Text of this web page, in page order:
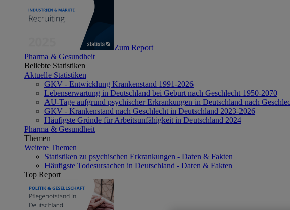
Zum Report
Pharma & Gesundheit
Beliebte Statistiken
Aktuelle Statistiken
GKV - Entwicklung Krankenstand 1991-2026
Lebenserwartung in Deutschland bei Geburt nach Geschlecht 1950-2070
AU-Tage aufgrund psychischer Erkrankungen in Deutschland nach
GKV - Krankenstand nach Geschlecht in Deutschland 2023-2026
Häufigste Gründe für Arbeitsunfähigkeit in Deutschland 2024
Pharma & Gesundheit
Themen
Weitere Themen
Statistiken zu psychischen Erkrankungen - Daten & Fakten
Häufigste Todesursachen in Deutschland - Daten & Fakten
Top Report